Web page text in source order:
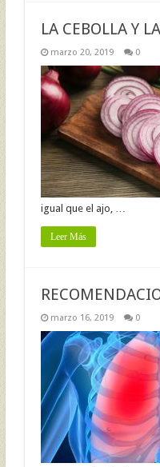
LA CEBOLLA Y
marzo 20, 2019 0
igual que el ajo, …
Leer Más
marzo 16, 2019 0